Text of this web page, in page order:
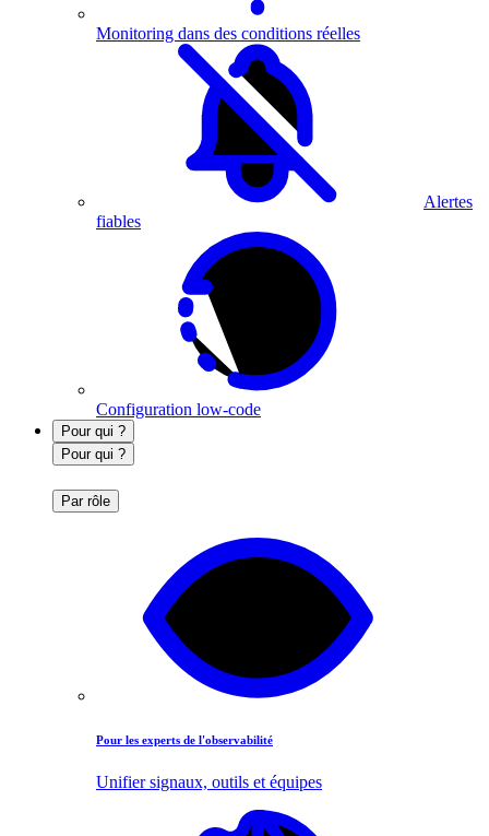
Monitoring dans des conditions réelles
Alertes
fiables
Configuration low-code
Pour qui ?
Pour qui ?
Par rôle
Pour les experts de l'observabilité
Unifier signaux, outils et équipes